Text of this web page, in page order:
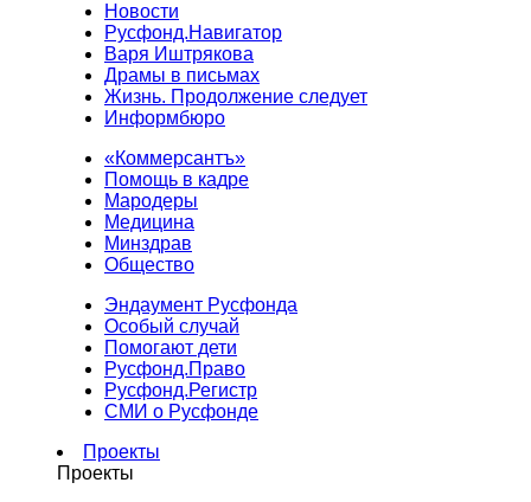
Новости
Русфонд.Навигатор
Варя Иштрякова
Драмы в письмах
Жизнь. Продолжение следует
Информбюро
«Коммерсантъ»
Помощь в кадре
Мародеры
Медицина
Минздрав
Общество
Эндаумент Русфонда
Особый случай
Помогают дети
Русфонд.Право
Русфонд.Регистр
СМИ о Русфонде
Проекты
Проекты